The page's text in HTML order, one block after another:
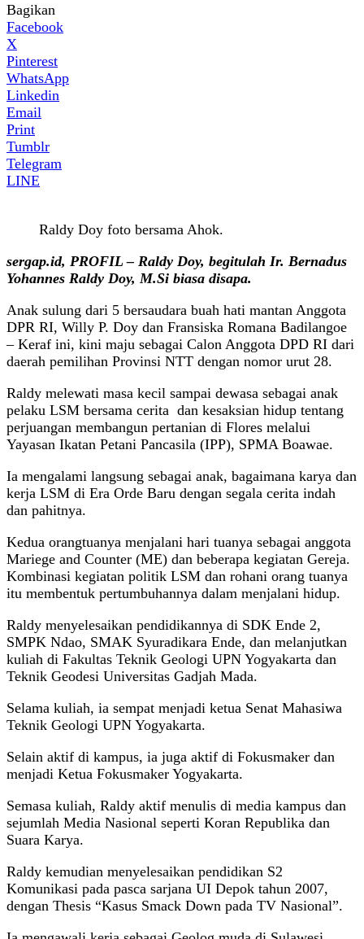
Bagikan
Facebook
X
Pinterest
WhatsApp
Linkedin
Email
Print
Tumblr
Telegram
LINE
Raldy Doy foto bersama Ahok.
sergap.id, PROFIL – Raldy Doy, begitulah Ir. Bernadus
Yohannes Raldy Doy, M.Si biasa disapa.
Anak sulung dari 5 bersaudara buah hati mantan Anggota
DPR RI, Willy P. Doy dan Fransiska Romana Badilangoe
– Keraf ini, kini maju sebagai Calon Anggota DPD RI dari
daerah pemilihan Provinsi NTT dengan nomor urut 28.
Raldy melewati masa kecil sampai dewasa sebagai anak
pelaku LSM bersama cerita dan kesaksian hidup tentang
perjuangan membangun pertanian di Flores melalui
Yayasan Ikatan Petani Pancasila (IPP), SPMA Boawae.
Ia mengalami langsung sebagai anak, bagaimana karya dan
kerja LSM di Era Orde Baru dengan segala cerita indah
dan pahitnya.
Kedua orangtuanya menjalani hari tuanya sebagai anggota
Mariege and Counter (ME) dan beberapa kegiatan Gereja.
Kombinasi kegiatan politik LSM dan rohani orang tuanya
itu membentuk pertumbuhannya dalam menjalani hidup.
Raldy menyelesaikan pendidikannya di SDK Ende 2,
SMPK Ndao, SMAK Syuradikara Ende, dan melanjutkan
kuliah di Fakultas Teknik Geologi UPN Yogyakarta dan
Teknik Geodesi Universitas Gadjah Mada.
Selama kuliah, ia sempat menjadi ketua Senat Mahasiwa
Teknik Geologi UPN Yogyakarta.
Selain aktif di kampus, ia juga aktif di Fokusmaker dan
menjadi Ketua Fokusmaker Yogyakarta.
Semasa kuliah, Raldy aktif menulis di media kampus dan
sejumlah Media Nasional seperti Koran Republika dan
Suara Karya.
Raldy kemudian menyelesaikan pendidikan S2
Komunikasi pada pasca sarjana UI Depok tahun 2007,
dengan Thesis “Kasus Smack Down pada TV Nasional”.